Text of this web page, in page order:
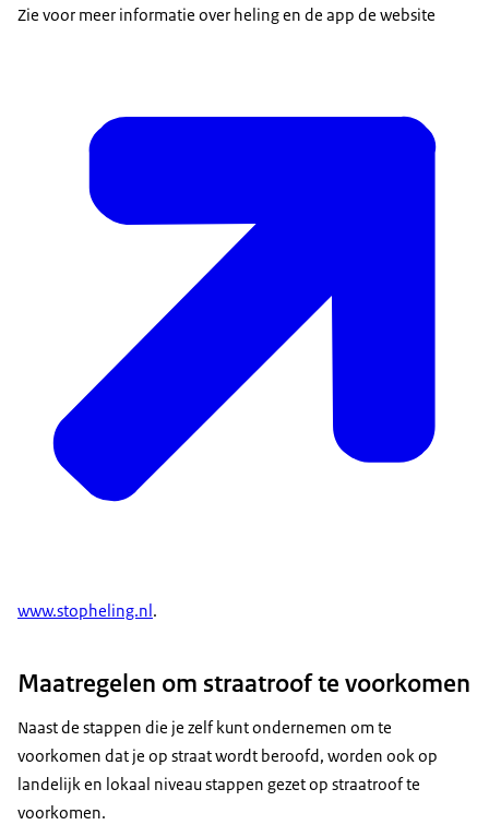
Zie voor meer informatie over heling en de app de website
www.stopheling.nl .
Maatregelen om straatroof te voorkomen
Naast de stappen die je zelf kunt ondernemen om te
voorkomen dat je op straat wordt beroofd, worden ook op
landelijk en lokaal niveau stappen gezet op straatroof te
voorkomen.